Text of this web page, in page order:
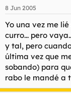
8 Jun 2005
Yo una vez me
curro... pero
y tal, pero
última vez que
sobando) para
rabo le mandé a